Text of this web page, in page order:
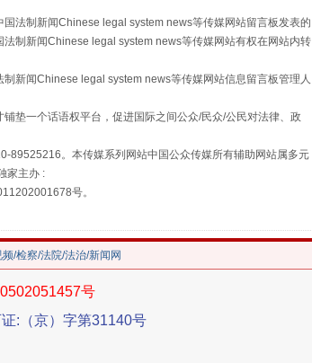
“谁都不怕”的他落马了
法制新闻Chinese legal system news等传媒网站留言板发表的
制新闻Chinese legal system news等传媒网站有权在网站内转
新闻Chinese legal system news等传媒网站信息留言板管理人
垫一个话语权平台，促进国际之间公众/民众/公民对法律、政
89525216。本传媒系列网站中国公众传媒所有辅助网站属多元
家主办 :
号。
/检察/法院/法治/新闻网
号
:（京）字第31140号